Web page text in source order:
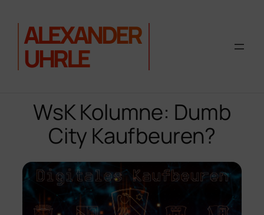
springen
ALEXANDER
UHRLE
WsK Kolumne: Dumb
City Kaufbeuren?